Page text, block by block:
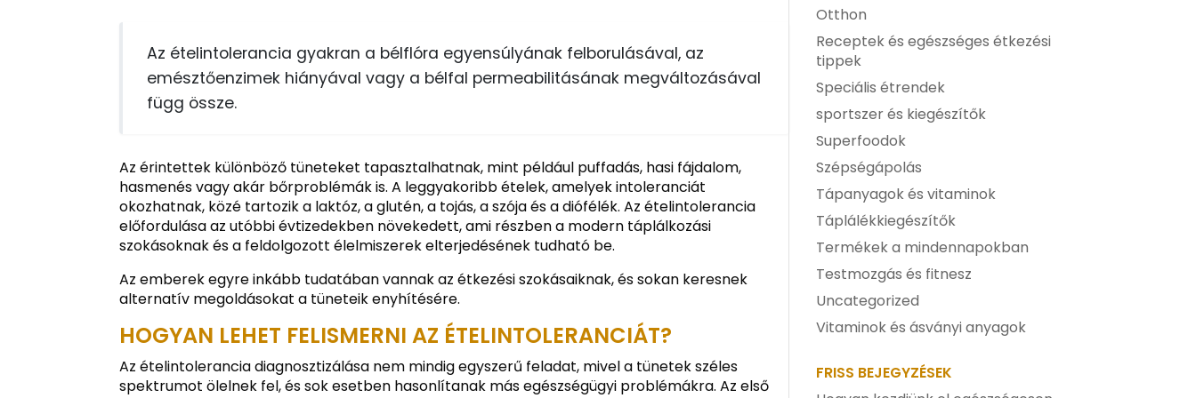
Az ételintolerancia gyakran a bélflóra egyensúlyának felborulásával, az
emésztőenzimek hiányával vagy a bélfal permeabilitásának megváltozásával
függ össze.
Az érintettek különböző tüneteket tapasztalhatnak, mint például puffadás, hasi fájdalom,
hasmenés vagy akár bőrproblémák is. A leggyakoribb ételek, amelyek intoleranciát
okozhatnak, közé tartozik a laktóz, a glutén, a tojás, a szója és a diófélék. Az ételintolerancia
előfordulása az utóbbi évtizedekben növekedett, ami részben a modern táplálkozási
szokásoknak és a feldolgozott élelmiszerek elterjedésének tudható be.
Az emberek egyre inkább tudatában vannak az étkezési szokásaiknak, és sokan keresnek
alternatív megoldásokat a tüneteik enyhítésére.
HOGYAN LEHET FELISMERNI AZ ÉTELINTOLERANCIÁT?
Az ételintolerancia diagnosztizálása nem mindig egyszerű feladat, mivel a tünetek széles
spektrumot ölelnek fel, és sok esetben hasonlítanak más egészségügyi problémákra. Az első
Otthon
Receptek és egészséges étkezési
tippek
Speciális étrendek
sportszer és kiegészítők
Superfoodok
Szépségápolás
Tápanyagok és vitaminok
Táplálékkiegészítők
Termékek a mindennapokban
Testmozgás és fitnesz
Uncategorized
Vitaminok és ásványi anyagok
FRISS BEJEGYZÉSEK